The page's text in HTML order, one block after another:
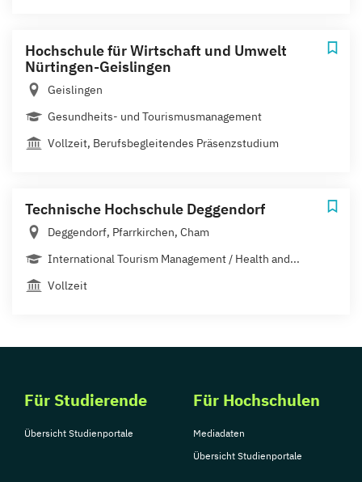
Hochschule für Wirtschaft und Umwelt
Nürtingen-Geislingen
Geislingen
Gesundheits- und Tourismusmanagement
Vollzeit, Berufsbegleitendes Präsenzstudium
Technische Hochschule Deggendorf
Deggendorf, Pfarrkirchen, Cham
International Tourism Management / Health and...
Vollzeit
Für Studierende
Übersicht Studienportale
Für Hochschulen
Mediadaten
Übersicht Studienportale